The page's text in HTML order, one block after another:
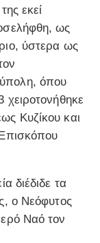
εκεί
ως
ύστερα ως
όπου
χειροτονήθηκε
Κυζίκου και
διέδιδε τα
ο Νεόφυτος
Ναό τον